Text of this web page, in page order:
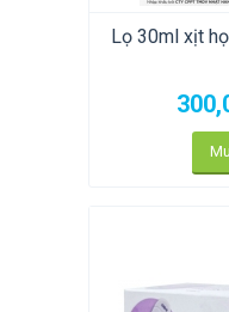
Lọ 30ml xịt